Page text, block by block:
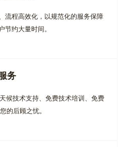
流程高效化，以规范化的服务保障
节约大量时间。
务
候技术支持、免费技术培训、免费
的后顾之忧。